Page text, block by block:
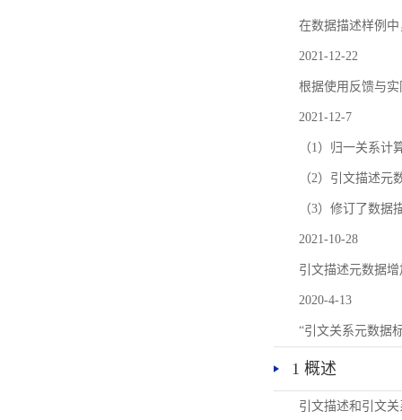
在数据描述样例
2021-12-22
根据使用反馈与
2021-12-7
（1）归一关系
（2）引文描述元
（3）修订了数据
2021-10-28
引文描述元数据增
2020-4-13
“引文关系元数据
1 概述
引文描述和引文